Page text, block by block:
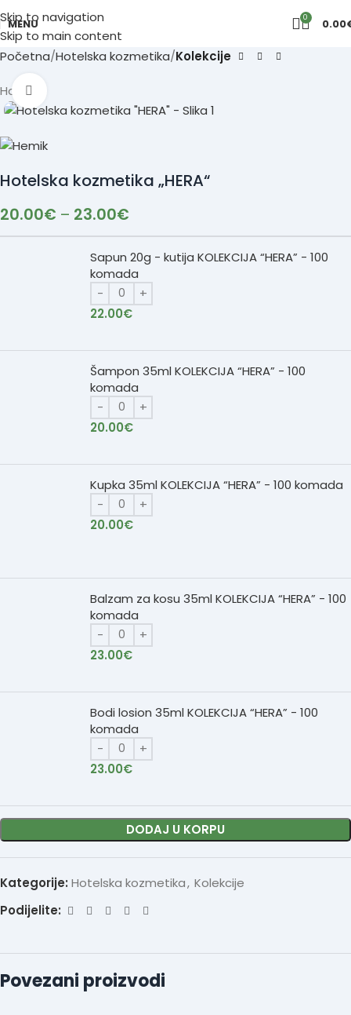
Skip to navigation
Skip to main content
MENU 0 0.00
Početna Hotelska kozmetika Kolekcije
Hot
Hotelska kozmetika „HERA“
20.00€ – 23.00€
Sapun 20g - kutija KOLEKCIJA “HERA” - 100
komada
22.00€
Šampon 35ml KOLEKCIJA “HERA” - 100
komada
20.00€
Kupka 35ml KOLEKCIJA “HERA” - 100 komada
20.00€
Balzam za kosu 35ml KOLEKCIJA “HERA” - 100
komada
23.00€
Bodi losion 35ml KOLEKCIJA “HERA” - 100
komada
23.00€
DODAJ U KORPU
Kategorije: Hotelska kozmetika, Kolekcije
Podijelite:
Povezani proizvodi